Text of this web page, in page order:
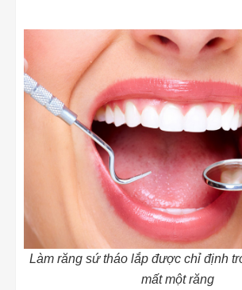
Làm răng sứ tháo lắp được chỉ định
mất một răng